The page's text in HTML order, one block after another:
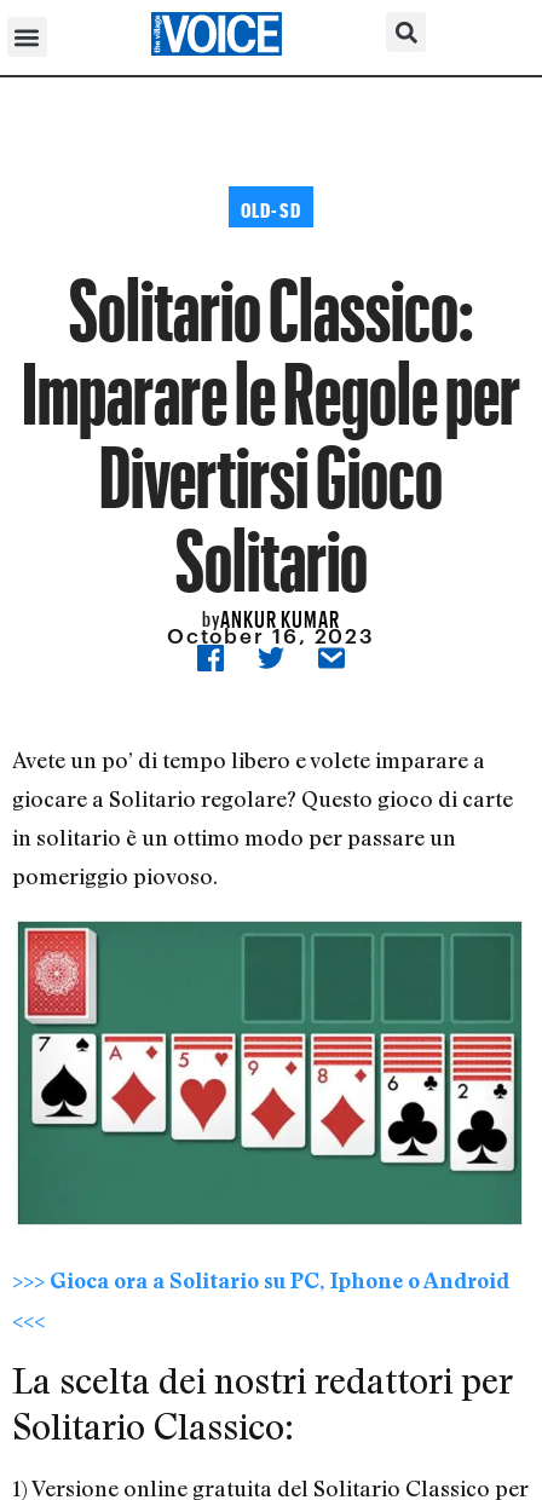
OLD-SD
Solitario Classico:
Imparare le Regole per
Divertirsi Gioco
Solitario
byANKUR KUMAR
October 16, 2023
Avete un po’ di tempo libero e volete imparare a
giocare a Solitario regolare? Questo gioco di carte
in solitario è un ottimo modo per passare un
pomeriggio piovoso.
>>> Gioca ora a Solitario su PC, Iphone o Android
<<<
La scelta dei nostri redattori per
Solitario Classico:
1) Versione online gratuita del Solitario Classico per